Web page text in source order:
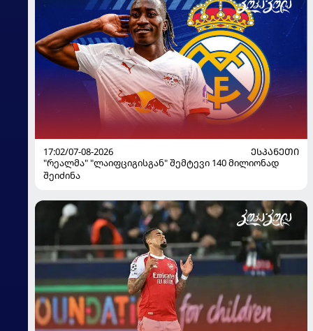
17:02/07-08-2026
ᲔᲡᲞᲐᲜᲔᲗᲘ
"რეალმა" "ლაიფციგისგან" შემტევი 140 მილიონად
შეიძინა